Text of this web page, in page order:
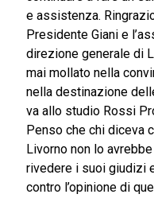
e assistenza.
Presidente Giani e
direzione generale di
mai mollato nella
nella destinazione
va allo studio Rossi
Penso che chi diceva
Livorno non lo
rivedere i suoi giudizi
contro l’opinione di